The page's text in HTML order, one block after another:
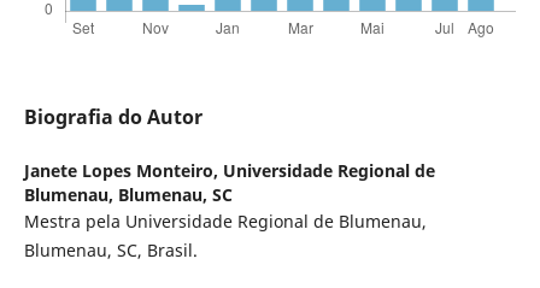
Biografia do Autor
Janete Lopes Monteiro, Universidade Regional de
Blumenau, Blumenau, SC
Mestra pela Universidade Regional de Blumenau,
Blumenau, SC, Brasil.